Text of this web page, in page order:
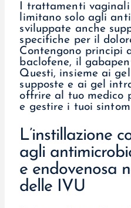
I trattamenti vaginali
limitano solo agli
sviluppate anche
specifiche per il
Contengono principi
baclofene, il
Questi, insieme ai
supposte e ai gel
offrire al tuo medico
e gestire i tuoi
L’instillazione
agli
e endovenosa
delle IVU